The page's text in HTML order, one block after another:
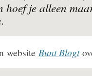
hoef je alleen
website Bunt Blogt